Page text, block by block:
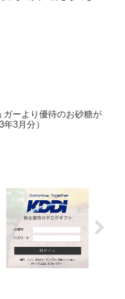
ガーより優待のお砂糖が
3月分）